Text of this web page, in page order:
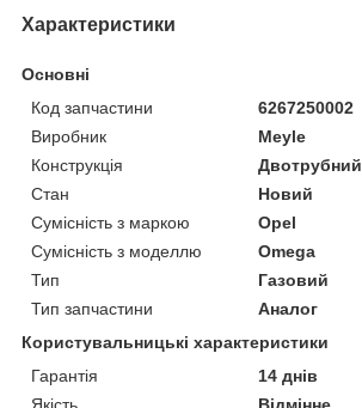
Характеристики
Основні
Код запчастини
6267250002
Виробник
Meyle
Конструкція
Двотрубний
Стан
Новий
Сумісність з маркою
Opel
Сумісність з моделлю
Omega
Тип
Газовий
Тип запчастини
Аналог
Користувальницькі характеристики
Гарантія
14 днів
Якість
Відмінне